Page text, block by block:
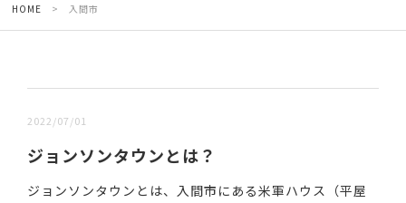
HOME > 入間市
2022/07/01
ジョンソンタウンとは？
ジョンソンタウンとは、入間市にある米軍ハウス（平屋